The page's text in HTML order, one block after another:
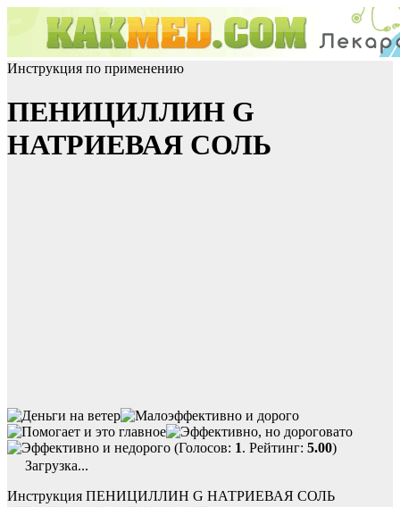
Инструкция по применению
ПЕНИЦИЛЛИН G
НАТРИЕВАЯ СОЛЬ
(Голосов: 1. Рейтинг: 5.00)
Загрузка...
Инструкция ПЕНИЦИЛЛИН G НАТРИЕВАЯ СОЛЬ